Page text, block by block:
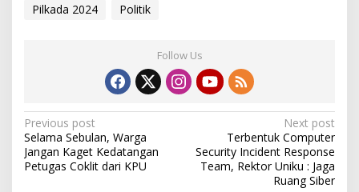
Pilkada 2024
Politik
Follow Us
Post
navigation
Previous post
Selama Sebulan, Warga
Jangan Kaget Kedatangan
Petugas Coklit dari KPU
Next post
Terbentuk Computer
Security Incident Response
Team, Rektor Uniku : Jaga
Ruang Siber